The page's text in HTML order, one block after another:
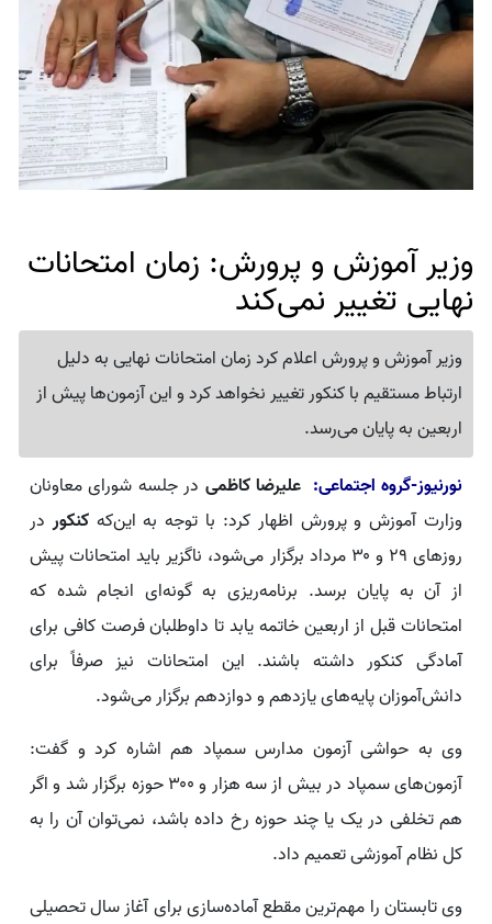
وزیر آموزش و پرورش: زمان امتحانات
نهایی تغییر نمی‌کند
وزیر آموزش و پرورش اعلام کرد زمان امتحانات نهایی به دلیل
ارتباط مستقیم با کنکور تغییر نخواهد کرد و این آزمون‌ها پیش از
اربعین به پایان می‌رسد.
نورنیوز-گروه اجتماعی: علیرضا کاظمی در جلسه شورای معاونان
وزارت آموزش و پرورش اظهار کرد: با توجه به این‌کهکنکور در
روزهای ۲۹ و ۳۰ مرداد برگزار می‌شود، ناگزیر باید امتحانات پیش
از آن به پایان برسد. برنامه‌ریزی به گونه‌ای انجام شده که
امتحانات قبل از اربعین خاتمه یابد تا داوطلبان فرصت کافی برای
آمادگی کنکور داشته باشند. این امتحانات نیز صرفاً برای
دانش‌آموزان پایه‌های یازدهم و دوازدهم برگزار می‌شود.
وی به حواشی آزمون مدارس سمپاد هم اشاره کرد و گفت:
آزمون‌های سمپاد در بیش از سه هزار و ۳۰۰ حوزه برگزار شد و اگر
هم تخلفی در یک یا چند حوزه رخ داده باشد، نمی‌توان آن را به
کل نظام آموزشی تعمیم داد.
وی تابستان را مهم‌ترین مقطع آماده‌سازی برای آغاز سال تحصیلی